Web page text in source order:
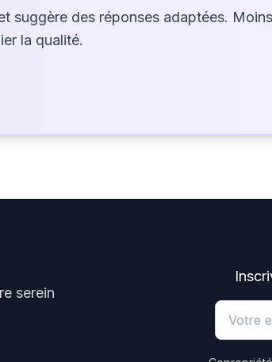
suggère des réponses adaptées.
la qualité.
serein
Email